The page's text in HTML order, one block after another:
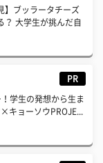
】ブッラータチーズ
？ 大学生が挑んだ自
PR
学生の発想から生ま
ョーソウPROJE...